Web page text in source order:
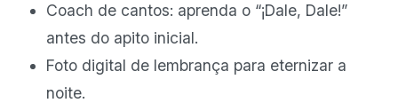
Coach de cantos: aprenda o “¡Dale, Dale!”
antes do apito inicial.
Foto digital de lembrança para eternizar a
noite.